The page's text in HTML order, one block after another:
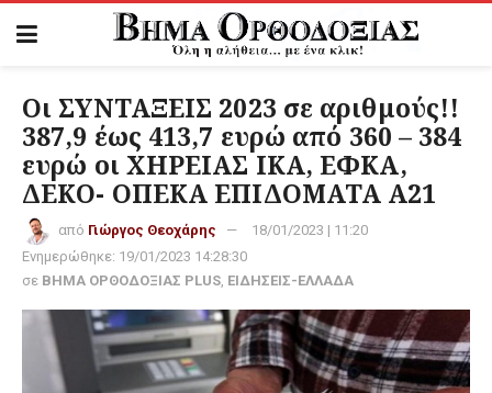
Οι ΣΥΝΤΑΞΕΙΣ 2023 σε αριθμούς!!
387,9 έως 413,7 ευρώ από 360 – 384
ευρώ οι ΧΗΡΕΙΑΣ ΙΚΑ, ΕΦΚΑ,
ΔΕΚΟ- ΟΠΕΚΑ ΕΠΙΔΟΜΑΤΑ Α21
από Γιώργος Θεοχάρης
18/01/2023 | 11:20
Ενημερώθηκε: 19/01/2023 14:28:30
σε ΒΗΜΑ ΟΡΘΟΔΟΞΙΑΣ PLUS, ΕΙΔΗΣΕΙΣ-ΕΛΛΑΔΑ